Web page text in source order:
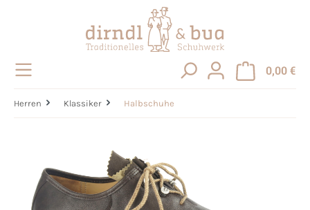
0,00 €
Herren Klassiker Halbschuhe